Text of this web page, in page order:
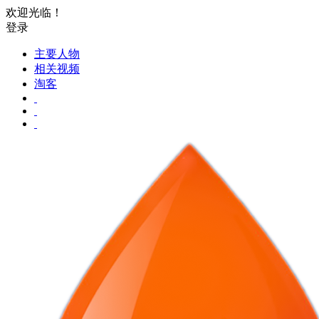
欢迎光临！
登录
主要人物
相关视频
淘客